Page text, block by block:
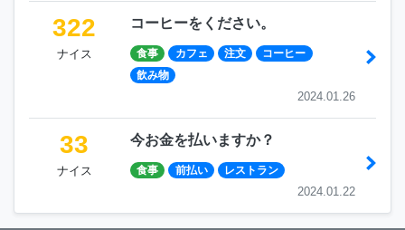
322
ナイス
コーヒーをください。
食事 カフェ 注文
コーヒー
飲み物
2024.01.26
33
ナイス
今お金を払いますか？
食事 前払い レストラン
2024.01.22